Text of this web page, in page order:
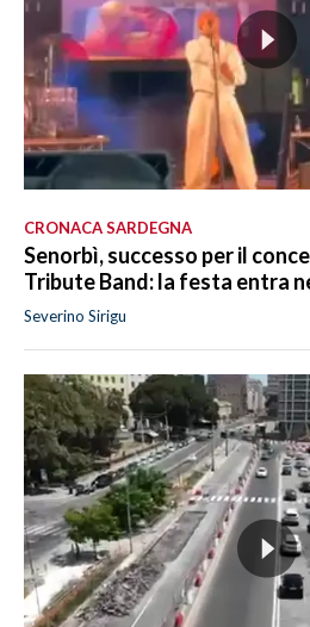
CRONACA SARDEGNA
Senorbì, successo per il
Tribute Band: la festa entra
Severino Sirigu